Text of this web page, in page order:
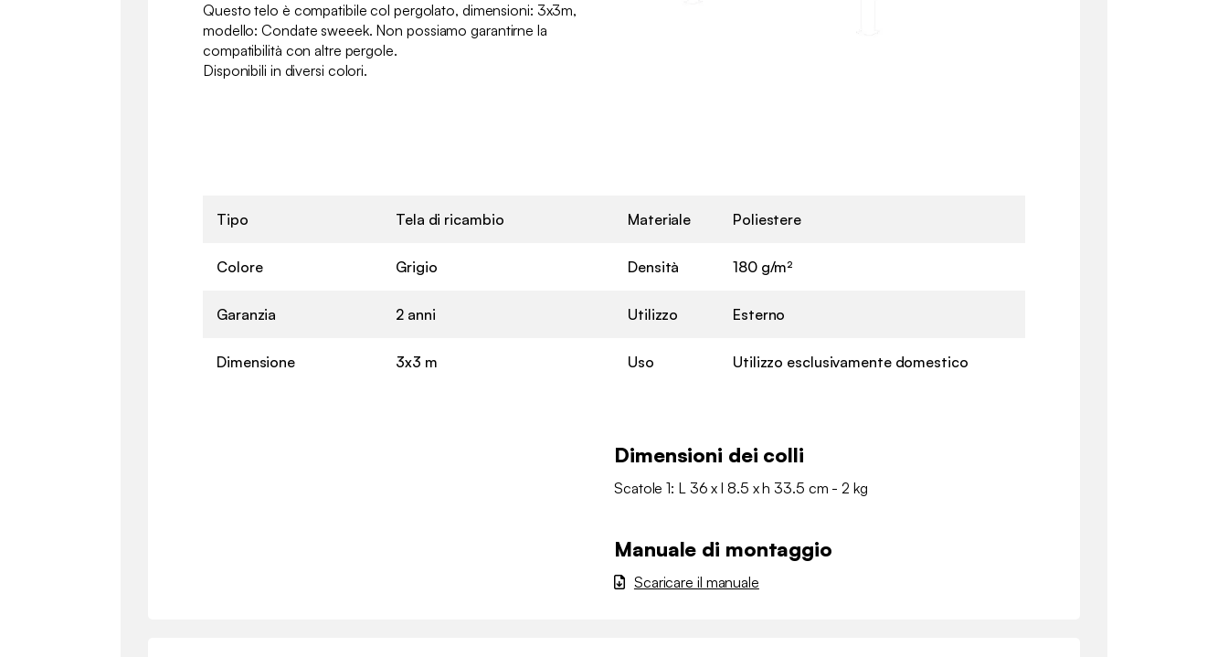
Questo telo è compatibile col pergolato, dimensioni: 3x3m,
modello: Condate sweeek. Non possiamo garantirne la
compatibilità con altre pergole.
Disponibili in diversi colori.
Tipo Tela di ricambio
Colore Grigio
Garanzia 2 anni
Dimensione 3x3 m
Materiale Poliestere
Densità 180 g/m²
Utilizzo Esterno
Uso Utilizzo esclusivamente domestico
Dimensioni dei colli
Scatole 1: L 36 x l 8.5 x h 33.5 cm - 2 kg
Manuale di montaggio
Scaricare il manuale